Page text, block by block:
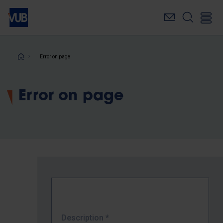
Skip
main
Breadcrumb
Error on page
Error on page
Description *